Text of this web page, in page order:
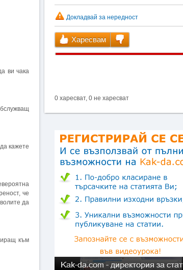
ви чака
кажете
че
да
към
Докладвай за нередност
Харесвам
0 харесват, 0 не харесват